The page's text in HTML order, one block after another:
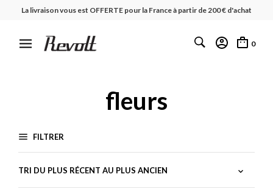
La livraison vous est OFFERTE pour la France à partir de 200 € d'achat
0
fleurs
FILTRER